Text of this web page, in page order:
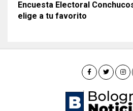
Encuesta Electoral
elige a tu favorito